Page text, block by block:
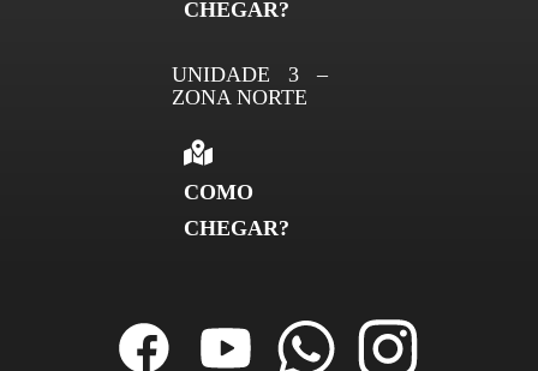
CHEGAR?
UNIDADE 3 –
ZONA NORTE
COMO
CHEGAR?